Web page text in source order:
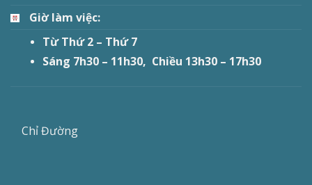
Giờ làm việc:
Từ Thứ 2 – Thứ 7
Sáng 7h30 – 11h30, Chiều 13h30 – 17h30
Chỉ Đường